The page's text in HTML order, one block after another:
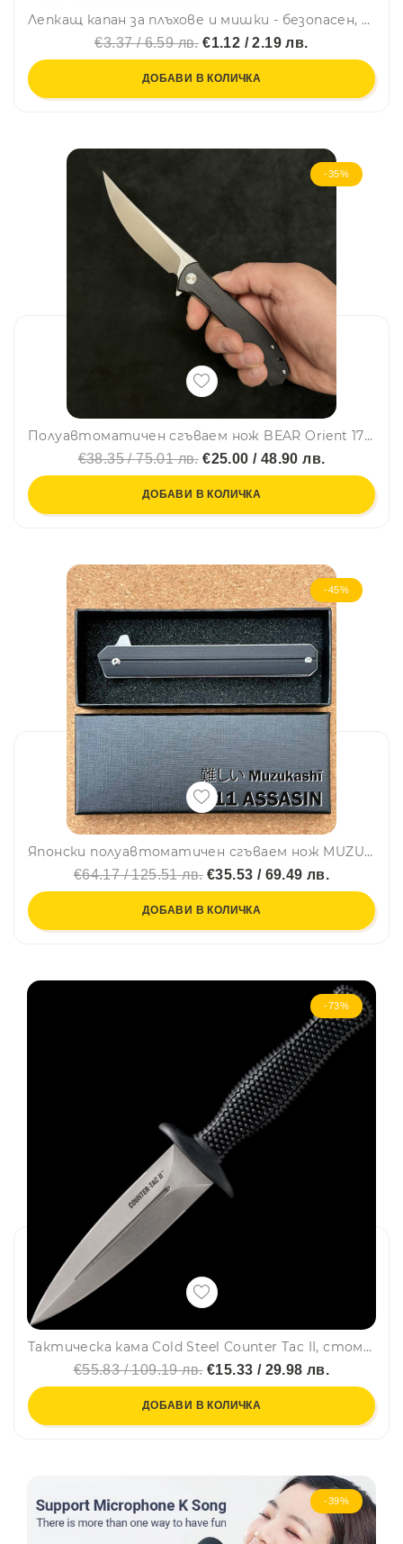
Лепкащ капан за плъхове и мишки - безопасен, без токсини и отрови
€3.37 / 6.59 лв.€1.12 / 2.19 лв.
ДОБАВИ В КОЛИЧКА
-35%
Полуавтоматичен сгъваем нож BEAR Orient 1722-3 с палец за отваряне, стомана D2, дръжка G10, кутия
€38.35 / 75.01 лв.€25.00 / 48.90 лв.
ДОБАВИ В КОЛИЧКА
-45%
Японски полуавтоматичен сгъваем нож MUZUKASHI X11 ASSASIN, стомана D2, линейно заключване, кутия
€64.17 / 125.51 лв.€35.53 / 69.49 лв.
ДОБАВИ В КОЛИЧКА
-73%
Тактическа кама Cold Steel Counter Tac II, стомана AUS-8, кания Secure Ex
€55.83 / 109.19 лв.€15.33 / 29.98 лв.
ДОБАВИ В КОЛИЧКА
-39%